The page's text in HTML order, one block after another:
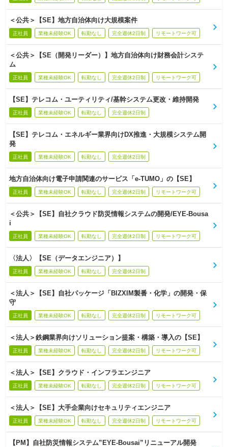
＜公共＞【SE】地方自治体向け大規模案件
正社員 業種未経験OK 転勤なし 完全週休2日制 リモートワーク可
＜公共＞【SE（開発リーダー）】地方自治体向け財務会計システ
ム
正社員 業種未経験OK 転勤なし 完全週休2日制 リモートワーク可
【SE】テレコム・ユーティリティ/基幹システム更改・維持開発
正社員 業種未経験OK 転勤なし 完全週休2日制
【SE】テレコム・エネルギー業界向けDX推進・大規模システム開
発
正社員 業種未経験OK 転勤なし 完全週休2日制
地方自治体向け電子申請関連のサービス「e-TUMO」の【SE】
正社員 業種未経験OK 転勤なし 完全週休2日制 リモートワーク可
＜公共＞【SE】自社クラウド防災情報システムの開発/EYE-Bousa
i
正社員 業種未経験OK 転勤なし 完全週休2日制 リモートワーク可
〈法人〉【SE（データエンジニア）】
正社員 業種未経験OK 転勤なし 完全週休2日制
＜法人＞【SE】自社パッケージ「BIZXIM製番・化学」の開発・保
守
正社員 業種未経験OK 転勤なし 完全週休2日制 リモートワーク可
＜法人＞鉄鋼業界向けソリューション提案・構築・導入の【SE】
正社員 業種未経験OK 転勤なし 完全週休2日制 リモートワーク可
＜法人＞【SE】クラウド・インフラエンジニア
正社員 業種未経験OK 転勤なし 完全週休2日制 リモートワーク可
＜法人＞【SE】大手企業向けセキュリティエンジニア
正社員 業種未経験OK 転勤なし 完全週休2日制 リモートワーク可
【PM】自社防災情報システム”EYE-Bousai”リニューアル開発